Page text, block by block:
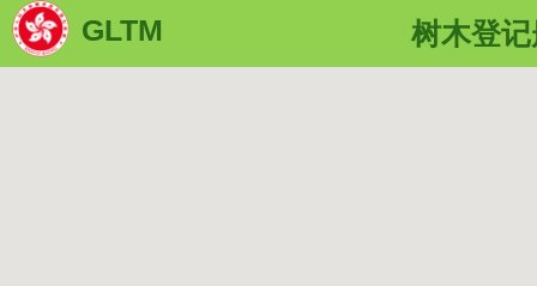
GLTM 树木登